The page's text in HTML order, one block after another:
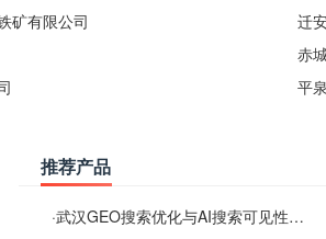
矿有限公司
迁
赤
平
推荐产品
·武汉GEO搜索优化与AI搜索可见性服务